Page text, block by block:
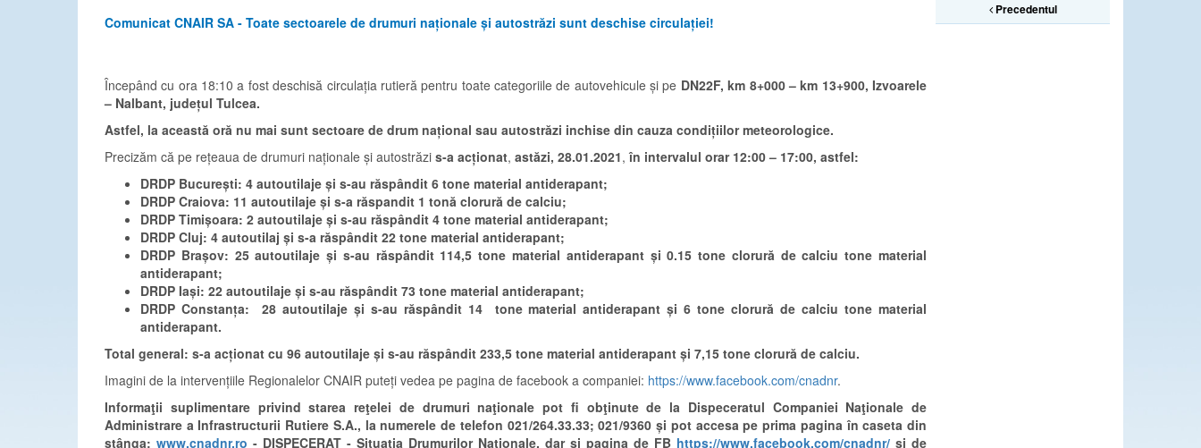
Precedentul
Comunicat CNAIR SA - Toate sectoarele de drumuri naționale și autostrăzi sunt deschise circulației!
Începând cu ora 18:10 a fost deschisă circulația rutieră pentru toate categoriile de autovehicule și pe DN22F, km 8+000 – km 13+900, Izvoarele
– Nalbant, județul Tulcea.
Astfel, la această oră nu mai sunt sectoare de drum național sau autostrăzi inchise din cauza condițiilor meteorologice.
Precizăm că pe rețeaua de drumuri naționale și autostrăzi s-a acționat, astăzi, 28.01.2021, în intervalul orar 12:00 – 17:00, astfel:
DRDP București: 4 autoutilaje și s-au răspândit 6 tone material antiderapant;
DRDP Craiova: 11 autoutilaje și s-a răspandit 1 tonă clorură de calciu;
DRDP Timișoara: 2 autoutilaje și s-au răspândit 4 tone material antiderapant;
DRDP Cluj: 4 autoutilaj și s-a răspândit 22 tone material antiderapant;
DRDP Brașov: 25 autoutilaje și s-au răspândit 114,5 tone material antiderapant și 0.15 tone clorură de calciu tone material
antiderapant;
DRDP Iași: 22 autoutilaje și s-au răspândit 73 tone material antiderapant;
DRDP Constanța: 28 autoutilaje și s-au răspândit 14 tone material antiderapant și 6 tone clorură de calciu tone material
antiderapant.
Total general: s-a acționat cu 96 autoutilaje și s-au răspândit 233,5 tone material antiderapant și 7,15 tone clorură de calciu.
Imagini de la intervențiile Regionalelor CNAIR puteți vedea pe pagina de facebook a companiei: https://www.facebook.com/cnadnr.
Informaţii suplimentare privind starea reţelei de drumuri naţionale pot fi obţinute de la Dispeceratul Companiei Naţionale de
Administrare a Infrastructurii Rutiere S.A., la numerele de telefon 021/264.33.33; 021/9360 și pot accesa pe prima pagina în caseta din
stânga: www.cnadnr.ro - DISPECERAT - Situatia Drumurilor Naţionale, dar și pagina de FB https://www.facebook.com/cnadnr/ și de